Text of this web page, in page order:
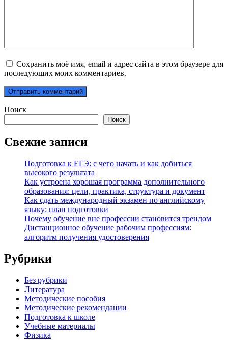
Сохранить моё имя, email и адрес сайта в этом браузере для
последующих моих комментариев.
Поиск
Поиск
Свежие записи
Подготовка к ЕГЭ: с чего начать и как добиться
высокого результата
Как устроена хорошая программа дополнительного
образования: цели, практика, структура и документ
Как сдать международный экзамен по английскому
языку: план подготовки
Почему обучение вне профессии становится трендом
Дистанционное обучение рабочим профессиям:
алгоритм получения удостоверения
Рубрики
Без рубрики
Литература
Методические пособия
Методические рекомендации
Подготовка к школе
Учебные материалы
Физика